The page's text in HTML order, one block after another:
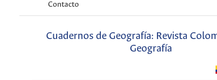
Contacto
Cuadernos de Geografía: Revista
Geografía